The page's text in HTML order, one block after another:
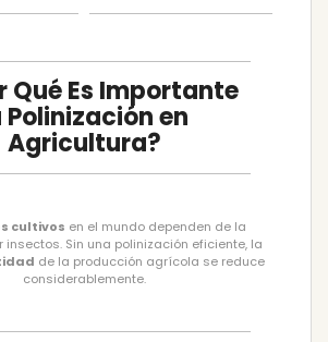
Qué Es Importante
Polinización en
Agricultura?
cultivos en el mundo dependen de la
insectos. Sin una polinización eficiente, la
de la producción agrícola se reduce
considerablemente.